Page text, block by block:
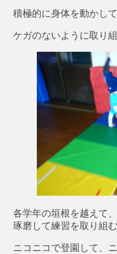
積極的に身体を動かし
ケガのないように取り
各学年の垣根を越えて
琢磨して練習を取り組
ニコニコで登園して、